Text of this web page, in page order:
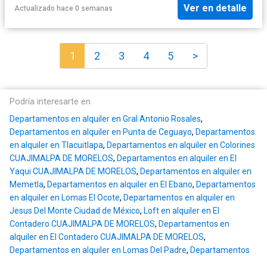
Actualizado hace 0 semanas Ver en detalle
1 2 3 4 5 >
Podría interesarte en
Departamentos en alquiler en Gral Antonio Rosales,
Departamentos en alquiler en Punta de Ceguayo, Departamentos
en alquiler en Tlacuitlapa, Departamentos en alquiler en Colorines
CUAJIMALPA DE MORELOS, Departamentos en alquiler en El
Yaqui CUAJIMALPA DE MORELOS, Departamentos en alquiler en
Memetla, Departamentos en alquiler en El Ebano, Departamentos
en alquiler en Lomas El Ocote, Departamentos en alquiler en
Jesus Del Monte Ciudad de México, Loft en alquiler en El
Contadero CUAJIMALPA DE MORELOS, Departamentos en
alquiler en El Contadero CUAJIMALPA DE MORELOS,
Departamentos en alquiler en Lomas Del Padre, Departamentos